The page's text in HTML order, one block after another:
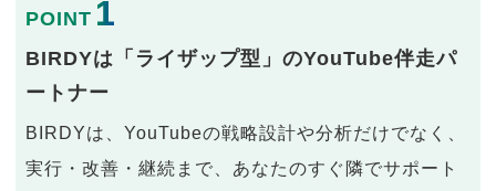
POINT 1
BIRDYは「ライザップ型」のYouTube伴走パ
ートナー
BIRDYは、YouTubeの戦略設計や分析だけでなく、
実行・改善・継続まで、あなたのすぐ隣でサポート